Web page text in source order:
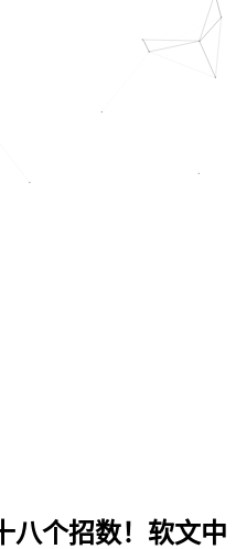
八个招数！软文中